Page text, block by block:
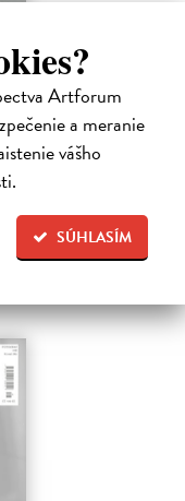
Artforum
a meranie
vášho
SÚHLASÍM
prekladateľom,
a umenie.
v každom čísle